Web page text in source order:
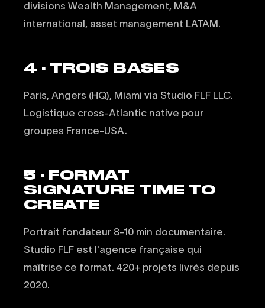
divisions Wealth Management, M&A
international, asset management LATAM.
4 · TROIS BASES
Paris, Angers (HQ), Miami via Studio FLF LLC.
Logistique cross-Atlantic native pour
groupes France-USA.
5 · FORMAT
SIGNATURE TIME TO
CREATE
Portrait fondateur 8-10 min documentaire.
Studio FLF est l'agence française qui
maîtrise ce format. 420+ projets livrés depuis
2020.